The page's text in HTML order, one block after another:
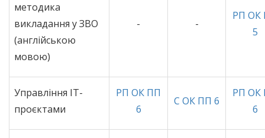
методика
викладання у ЗВО
(англійською
мовою)
- -
РП ОК
5
Управління ІТ-
проєктами
РП ОК ПП
6
С ОК ПП 6
РП ОК
6